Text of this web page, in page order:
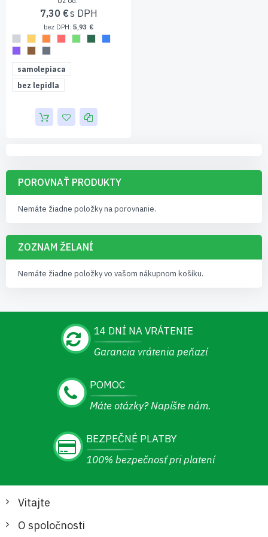
7,30 €
5,93 €
samolepiaca
bez lepidla
POROVNAŤ PRODUKTY
Nemáte žiadne položky na porovnanie.
ZOZNAM ŽELANÍ
Nemáte žiadne položky vo vašom nákupnom košíku.
14 DNÍ NA VRÁTENIE
Garancia vrátenia peňazí
POMOC
Máte otázky? Napíšte nám.
BEZPEČNÉ PLATBY
100% bezpečnosť pri platení
Vitajte
O spoločnosti